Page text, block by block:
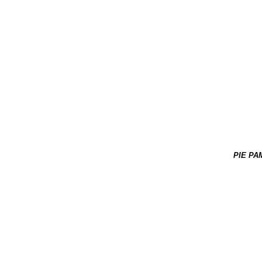
PIE